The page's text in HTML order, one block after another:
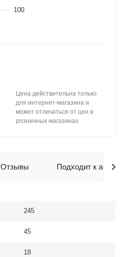
100
Цена действительна только
для интернет-магазина и
может отличаться от цен в
розничных магазинах
Отзывы Подходит к авто
245
45
18